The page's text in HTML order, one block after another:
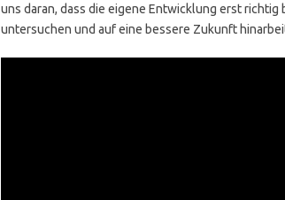
uns daran, dass die eigene Entwicklung erst
untersuchen und auf eine bessere Zukunft